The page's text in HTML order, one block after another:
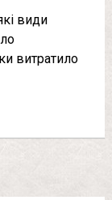
види
витратило